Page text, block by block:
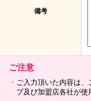
備考
ご注意
ご入力頂いた内容は
プ及び加盟店各社が使